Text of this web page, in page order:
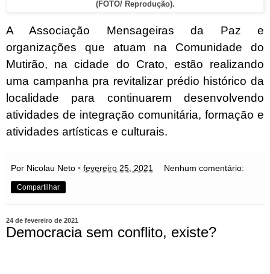
(FOTO/ Reprodução).
A Associação Mensageiras da Paz e
organizações que atuam na Comunidade do
Mutirão, na cidade do Crato, estão realizando
uma campanha pra revitalizar prédio histórico da
localidade para continuarem desenvolvendo
atividades de integração comunitária, formação e
atividades artísticas e culturais.
Por Nicolau Neto • fevereiro 25, 2021 Nenhum comentário:
Compartilhar
24 de fevereiro de 2021
Democracia sem conflito, existe?